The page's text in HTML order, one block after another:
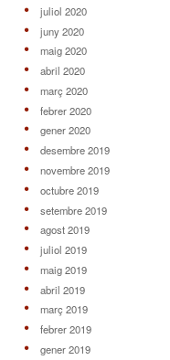
juliol 2020
juny 2020
maig 2020
abril 2020
març 2020
febrer 2020
gener 2020
desembre 2019
novembre 2019
octubre 2019
setembre 2019
agost 2019
juliol 2019
maig 2019
abril 2019
març 2019
febrer 2019
gener 2019